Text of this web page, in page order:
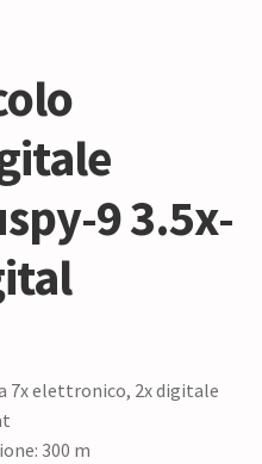
9 3.5x-
7x elettronico, 2x digitale
300 m